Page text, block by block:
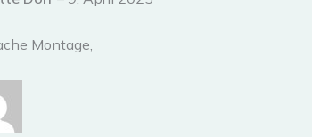
Montage,